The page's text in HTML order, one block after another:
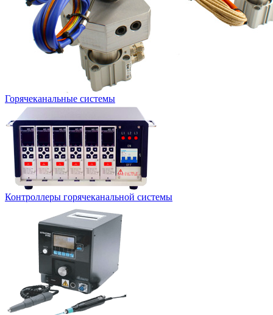
Горячеканальные системы
Контроллеры горячеканальной системы